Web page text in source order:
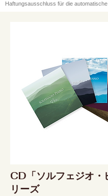
Haftungsausschluss für die
CD「ソルフェジオ・
リーズ